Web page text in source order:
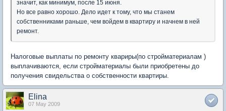
значит, как минимум, после 15 июня.
Но все равно хорошо. Дело идет к тому, что мы станем
собственниками раньше, чем войдем в квартиру и начнем в ней
ремонт.
Налоговые выплаты по ремонту квариры(по стройматериалам )
выплачиваются, если стройматериалы были приобретены до
получения свидельства о собственности квартиры.
Elina
07 May 2009